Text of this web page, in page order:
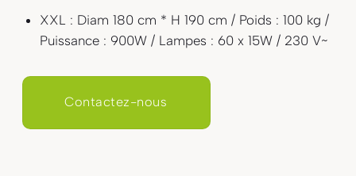
XXL : Diam 180 cm * H 190 cm / Poids : 100 kg /
Puissance : 900W / Lampes : 60 x 15W / 230 V~
Contactez-nous